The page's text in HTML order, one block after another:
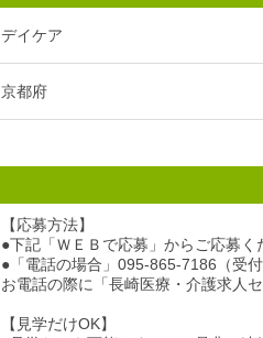
デイケア
京都府
【応募方法】
●下記「ＷＥＢで応募」からご応募く
●「電話の場合」095-865-7186（受
お電話の際に「長崎医療・介護求人
【見学だけOK】